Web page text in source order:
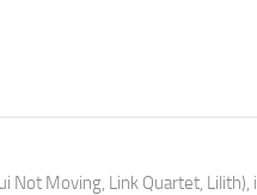
Not Moving, Link Quartet, Lilith),